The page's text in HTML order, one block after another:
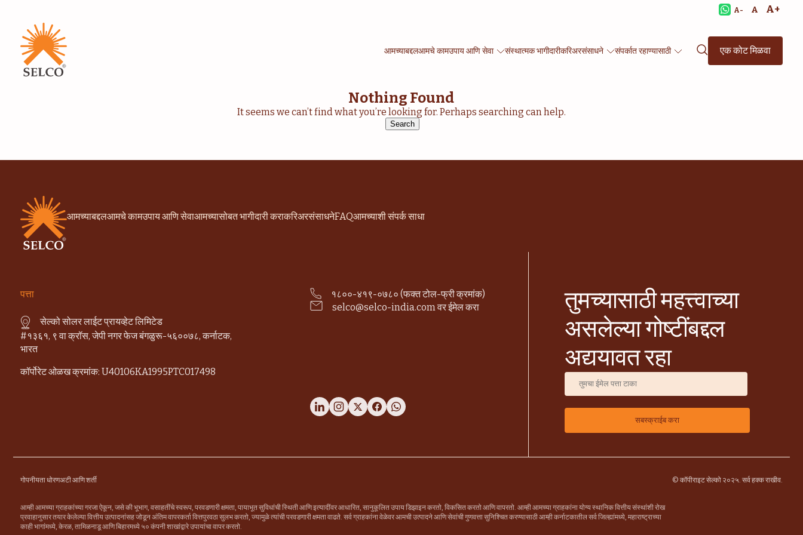
A- A A+
आमच्याबद्दलआमचे कामउपाय आणि सेवा संस्थात्मक भागीदारीकरिअरसंसाधने संपर्कात रहाण्यासाठी एक कोट मिळवा
Nothing Found
It seems we can’t find what you’re looking for. Perhaps searching can help.
Search
for:
आमच्याबद्दलआमचे कामउपाय आणि सेवाआमच्यासोबत भागीदारी कराकरिअरसंसाधनेFAQआमच्याशी संपर्क साधा
पत्ता
सेल्को सोलर लाईट प्रायव्हेट लिमिटेड
#१३६१, ९ वा क्रॉस, जेपी नगर फेज बंगळुरू-५६००७८, कर्नाटक,
भारत
कॉर्पोरेट ओळख क्रमांक: U40106KA1995PTC017498
१८००-४१९-०७८० (फक्त टोल-फ्री क्रमांक)
selco@selco-india.com वर ईमेल करा
तुमच्यासाठी महत्त्वाच्या
असलेल्या गोष्टींबद्दल
अद्ययावत रहा
गोपनीयता धोरणअटी आणि शर्ती © कॉपीराइट सेल्को २०२५. सर्व हक्क राखीव.
आम्ही आमच्या ग्राहकांच्या गरजा ऐकून, जसे की भूभाग, वसाहतींचे स्वरूप, परवडणारी क्षमता, पायाभूत सुविधांची स्थिती आणि इत्यादींवर आधारित, सानुकूलित उपाय डिझाइन करतो, विकसित करतो आणि वापरतो. आम्ही आमच्या ग्राहकांना योग्य स्थानिक वित्तीय संस्थांशी रोख
प्रवाहानुसार तयार केलेल्या वित्तीय उत्पादनांसह जोडून अंतिम वापरकर्ता वित्तपुरवठा सुलभ करतो, ज्यामुळे त्यांची परवडणारी क्षमता वाढते. सर्व ग्राहकांना वेळेवर आमची उत्पादने आणि सेवांची गुणवत्ता सुनिश्चित करण्यासाठी आम्ही कर्नाटकातील सर्व जिल्ह्यांमध्ये, महाराष्ट्राच्या
काही भागांमध्ये, केरळ, तामिळनाडू आणि बिहारमध्ये ५० कंपनी शाखांद्वारे उपायांचा वापर करतो.